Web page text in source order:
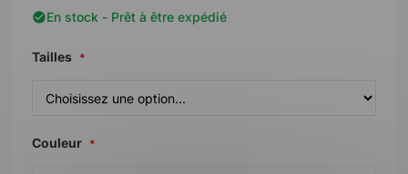
En stock - Prêt à être expédié
Tailles
Couleur